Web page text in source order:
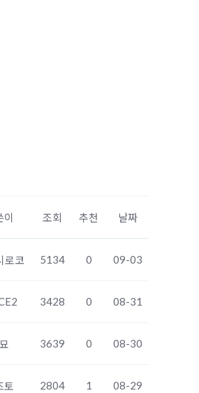
이 조회 추천 날짜
로코 5134 0 09-03
3428 0 08-31
3639 0 08-30
토 2804 1 08-29